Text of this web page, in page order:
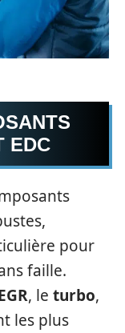
EDC
pour
faille.
, le turbo,
les plus